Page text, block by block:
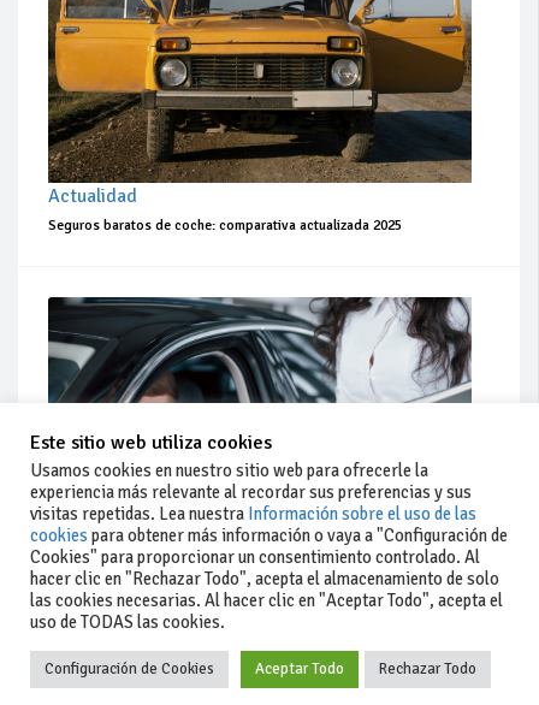
Actualidad
Seguros baratos de coche: comparativa actualizada 2025
Actualidad
Coches de ocasión: guía completa para comprar seguro
Este sitio web utiliza cookies
Usamos cookies en nuestro sitio web para ofrecerle la
experiencia más relevante al recordar sus preferencias y sus
visitas repetidas. Lea nuestra Información sobre el uso de las
cookies para obtener más información o vaya a "Configuración de
Cookies" para proporcionar un consentimiento controlado. Al
hacer clic en "Rechazar Todo", acepta el almacenamiento de solo
las cookies necesarias. Al hacer clic en "Aceptar Todo", acepta el
uso de TODAS las cookies.
Configuración de Cookies Aceptar Todo Rechazar Todo